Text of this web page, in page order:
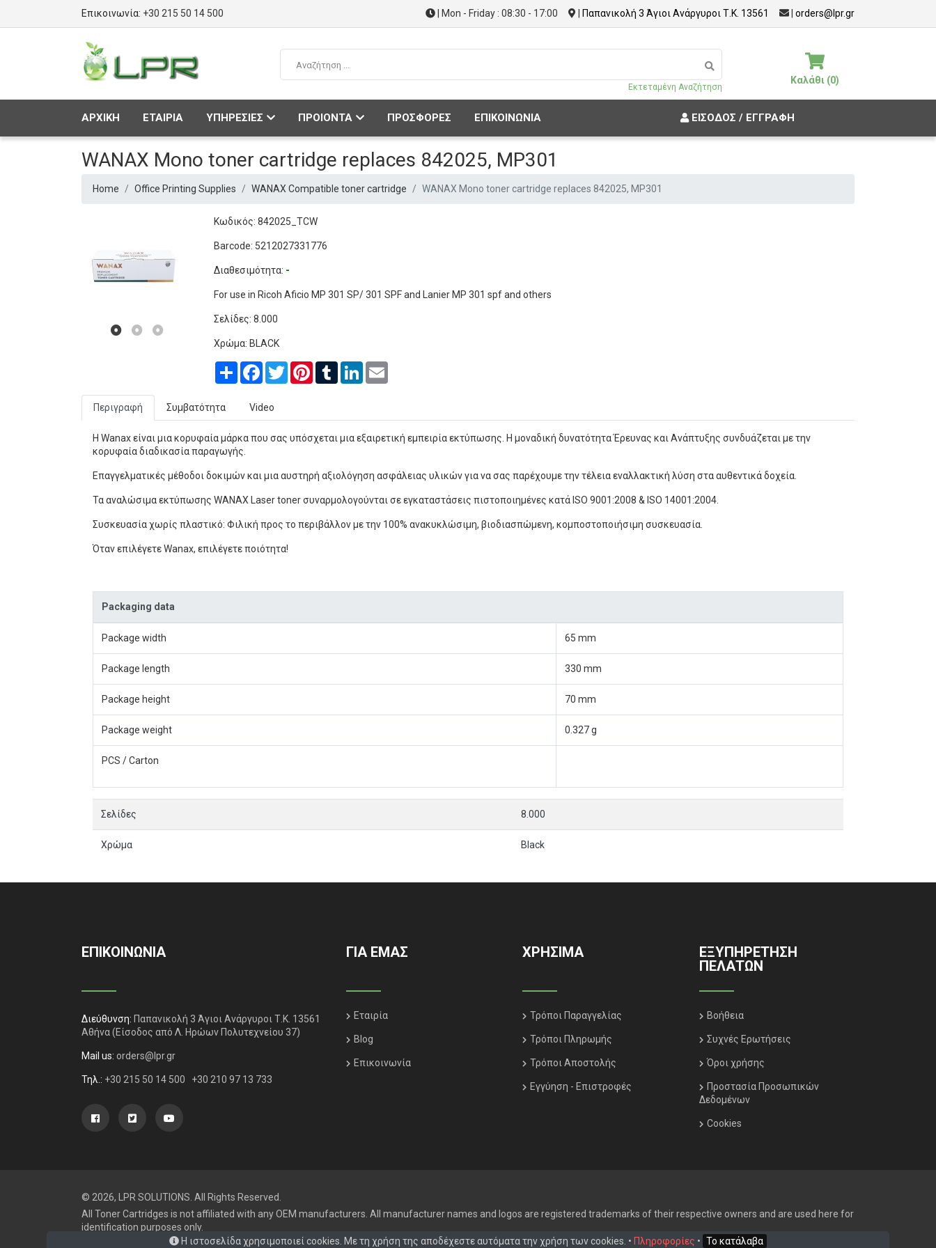
Επικοινωνία: +30 215 50 14 500 | Mon - Friday : 08:30 - 17:00 Παπανικολή 3 Άγιοι Ανάργυροι Τ.Κ. 13561 orders@lpr.gr
Εκτεταμένη Αναζήτηση
Καλάθι (0)
ΑΡΧΙΚΗ ΕΤΑΙΡΙΑ ΥΠΗΡΕΣΙΕΣ ΠΡΟΙΟΝΤΑ ΠΡΟΣΦΟΡΕΣ ΕΠΙΚΟΙΝΩΝΙΑ ΕΊΣΟΔΟΣ / ΕΓΓΡΑΦΉ
WANAX Mono toner cartridge replaces 842025, MP301
Home Office Printing Supplies WANAX Compatible toner cartridge WANAX Mono toner cartridge replaces 842025, MP301
Κωδικός: 842025_TCW
Barcode: 5212027331776
Διαθεσιμότητα: -
For use in Ricoh Aficio MP 301 SP/ 301 SPF and Lanier MP 301 spf and others
Σελίδες: 8.000
Χρώμα: BLACK
Share Facebook
TwitterPinterestTumblrLinkedIn
Περιγραφή Συμβατότητα Video
Η Wanax είναι μια κορυφαία μάρκα που σας υπόσχεται μια εξαιρετική εμπειρία εκτύπωσης. Η μοναδική δυνατότητα Έρευνας και Ανάπτυξης συνδυάζεται με την
κορυφαία διαδικασία παραγωγής.
Επαγγελματικές μέθοδοι δοκιμών και μια αυστηρή αξιολόγηση ασφάλειας υλικών για να σας παρέχουμε την τέλεια εναλλακτική λύση στα αυθεντικά δοχεία.
Τα αναλώσιμα εκτύπωσης WANAX Laser toner συναρμολογούνται σε εγκαταστάσεις πιστοποιημένες κατά ISO 9001:2008 & ISO 14001:2004.
Συσκευασία χωρίς πλαστικό: Φιλική προς το περιβάλλον με την 100% ανακυκλώσιμη, βιοδιασπώμενη, κομποστοποιήσιμη συσκευασία.
Όταν επιλέγετε Wanax, επιλέγετε ποιότητα!
Packaging data
Package width 65 mm
Package length 330 mm
Package height 70 mm
Package weight 0.327 g
PCS / Carton
Σελίδες 8.000
Χρώμα Black
ΕΠΙΚΟΙΝΩΝΙΑ
Διεύθυνση: Παπανικολή 3 Άγιοι Ανάργυροι Τ.Κ. 13561
Αθήνα(Είσοδος από Λ. Ηρώων Πολυτεχνείου 37)
Mail us: orders@lpr.gr
Τηλ.: +30 215 50 14 500 +30 210 97 13 733
ΓΙΑ ΕΜΑΣ
Εταιρία
Blog
Επικοινωνία
ΧΡΗΣΙΜΑ
Τρόποι Παραγγελίας
Τρόποι Πληρωμής
Τρόποι Αποστολής
Εγγύηση - Επιστροφές
ΕΞΥΠΗΡΈΤΗΣΗ
ΠΕΛΑΤΏΝ
Βοήθεια
Συχνές Ερωτήσεις
Όροι χρήσης
Προστασία Προσωπικών
Δεδομένων
Cookies
© 2026, LPR SOLUTIONS. All Rights Reserved.
All Toner Cartridges is not affiliated with any OEM manufacturers. All manufacturer names and logos are registered trademarks of their respective owners and are used here for
identification purposes only.
Η ιστοσελίδα χρησιμοποιεί cookies. Με τη χρήση της αποδέχεστε αυτόματα την χρήση των cookies. • Πληροφορίες • Το κατάλαβα